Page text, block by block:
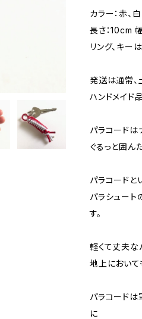
カラー：赤、
長さ：10cm
リング、キー
発送は通常、
ハンドメイド
パラコードは
ぐるっと囲ん
パラコード
パラシュート
す。
軽くて丈夫な
地上において
パラコードは
に